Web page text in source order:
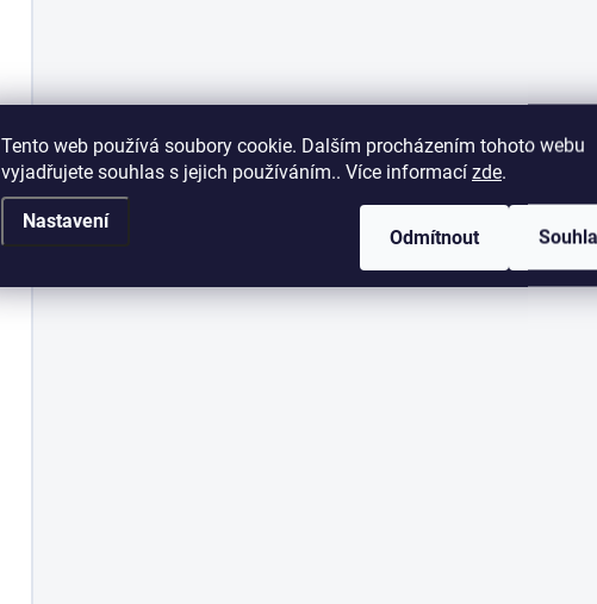
Tento web používá soubory cookie. Dalším procházením tohoto webu
vyjadřujete souhlas s jejich používáním.. Více informací zde.
Nastavení
Odmítnout